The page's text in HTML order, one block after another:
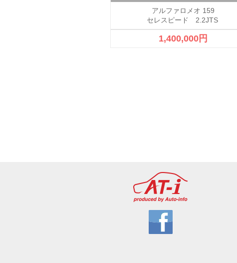
アルファロメオ 159
セレスピード 2.2JTS
1,400,000円